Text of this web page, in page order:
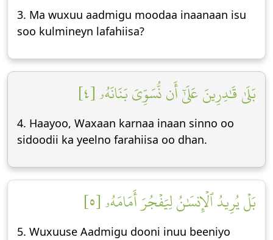
3. Ma wuxuu aadmigu moodaa inaanaan isu
soo kulmineyn lafahiisa?
بَلَىٰ قَٰدِرِينَ عَلَىٰٓ أَن نُّسَوِّيَ بَنَانَهُۥ [٤]
4. Haayoo, Waxaan karnaa inaan sinno oo
sidoodii ka yeelno farahiisa oo dhan.
بَلۡ يُرِيدُ ٱلۡإِنسَٰنُ لِيَفۡجُرَ أَمَامَهُۥ [٥]
5. Wuxuuse Aadmigu dooni inuu beeniyo